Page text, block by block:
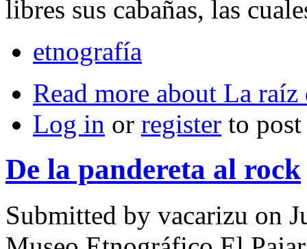
libres sus cabañas, las
etnografía
Read more about La raíz
Log in or register to
De la pandereta al rock
Submitted by vacarizu on